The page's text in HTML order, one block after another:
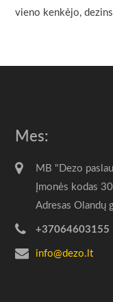
vieno kenkėjo,
Mes:
MB "Dezo
Įmonės kodas
Adresas Olandų
+37064603155
info@dezo.lt